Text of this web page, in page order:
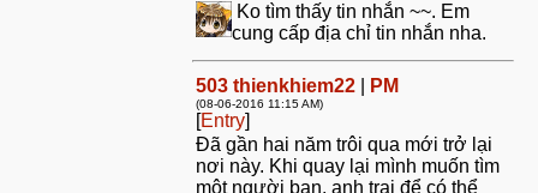
Ko tìm thấy tin nhắn ~~. Em
cung cấp địa chỉ tin nhắn nha.
503 thienkhiem22 PM
(08-06-2016 11:15 AM)
[Entry]
Đã gần hai năm trôi qua mới trở lại
nơi này. Khi quay lại mình muốn tìm
một người bạn, anh trai để có thể